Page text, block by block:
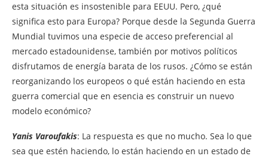
esta situación es insostenible para EEUU. Pero, ¿qué
significa esto para Europa? Porque desde la Segunda Guerra
Mundial tuvimos una especie de acceso preferencial al
mercado estadounidense, también por motivos políticos
disfrutamos de energía barata de los rusos. ¿Cómo se están
reorganizando los europeos o qué están haciendo en esta
guerra comercial que en esencia es construir un nuevo
modelo económico?
Yanis Varoufakis: La respuesta es que no mucho. Sea lo que
sea que estén haciendo, lo están haciendo en un estado de